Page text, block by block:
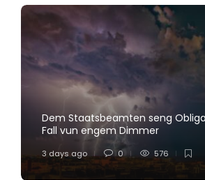
Dem Staatsbeamten seng
Fall vun engem Dimmer
3 days ago 0 576